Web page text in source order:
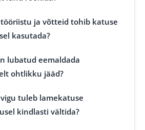
ja võtteid tohib katuse
kasutada?
lubatud eemaldada
ohtlikku jääd?
tuleb lamekatuse
kindlasti vältida?